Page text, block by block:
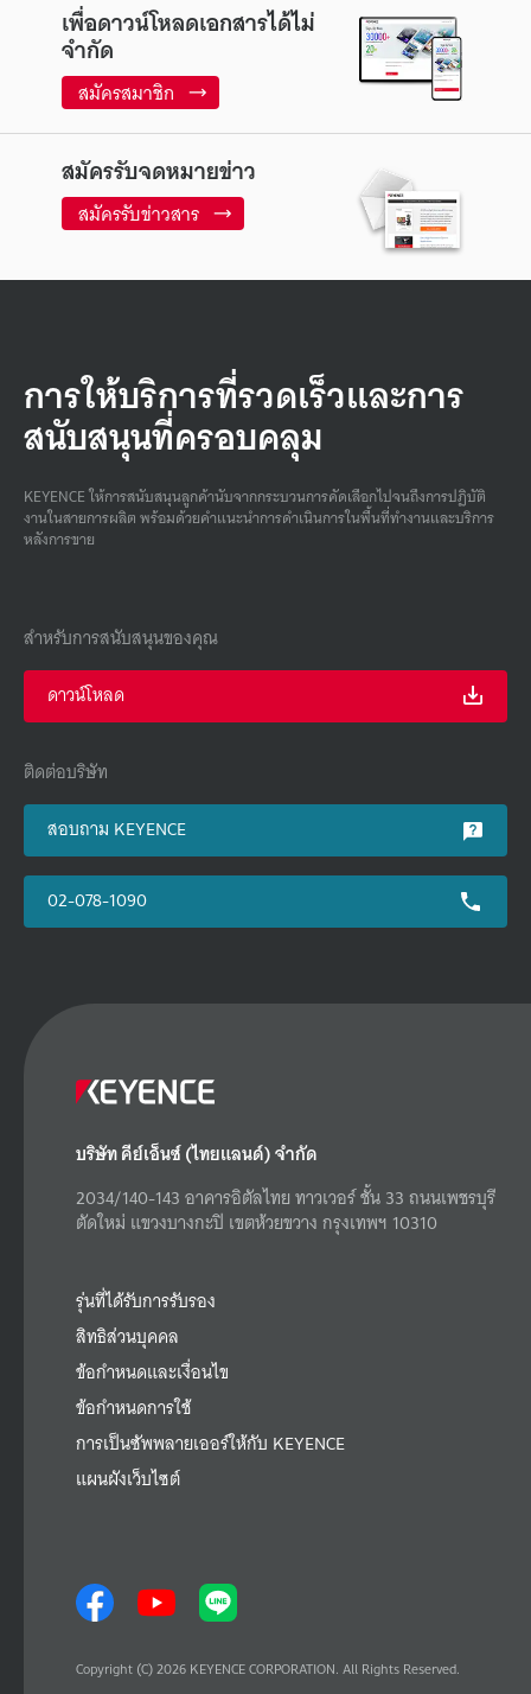
เพื่อดาวน์โหลดเอกสารได้ไม่
จำกัด
สมัครสมาชิก
สมัครรับจดหมายข่าว
สมัครรับข่าวสาร
การให้บริการที่รวดเร็วและการ
สนับสนุนที่ครอบคลุม
KEYENCE ให้การสนับสนุนลูกค้านับจากกระบวนการคัดเลือกไปจนถึงการปฏิบัติ
งานในสายการผลิต พร้อมด้วยคําแนะนําการดําเนินการในพื้นที่ทํางานและบริการ
หลังการขาย
สำหรับการสนับสนุนของคุณ
ดาวน์โหลด
ติดต่อบริษัท
สอบถาม KEYENCE
02-078-1090
บริษัท คีย์เอ็นซ์ (ไทยแลนด์) จำกัด
2034/140-143 อาคารอิตัลไทย ทาวเวอร์ ชั้น 33 ถนนเพชรบุรี
ตัดใหม่ แขวงบางกะปิ เขตห้วยขวาง กรุงเทพฯ 10310
รุ่นที่ได้รับการรับรอง
สิทธิส่วนบุคคล
ข้อกำหนดและเงื่อนไข
ข้อกำหนดการใช้
การเป็นซัพพลายเออร์ให้กับ KEYENCE
แผนผังเว็บไซต์
Copyright (C) 2026 KEYENCE CORPORATION. All Rights Reserved.